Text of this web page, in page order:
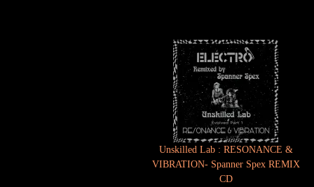
Unskilled Lab : RESONANCE &
VIBRATION- Spanner Spex REMIX
CD